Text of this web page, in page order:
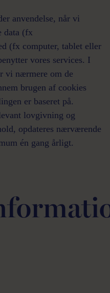
anvendelse, når vi
data (fx
(fx computer, tablet eller
vores services. I
vi nærmere om de
brugen af cookies
er baseret på.
lovgivning og
opdateres nærværende
én gang årligt.